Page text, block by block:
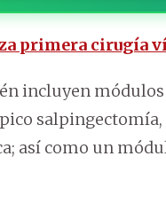
primera cirugía
incluyen
así como un